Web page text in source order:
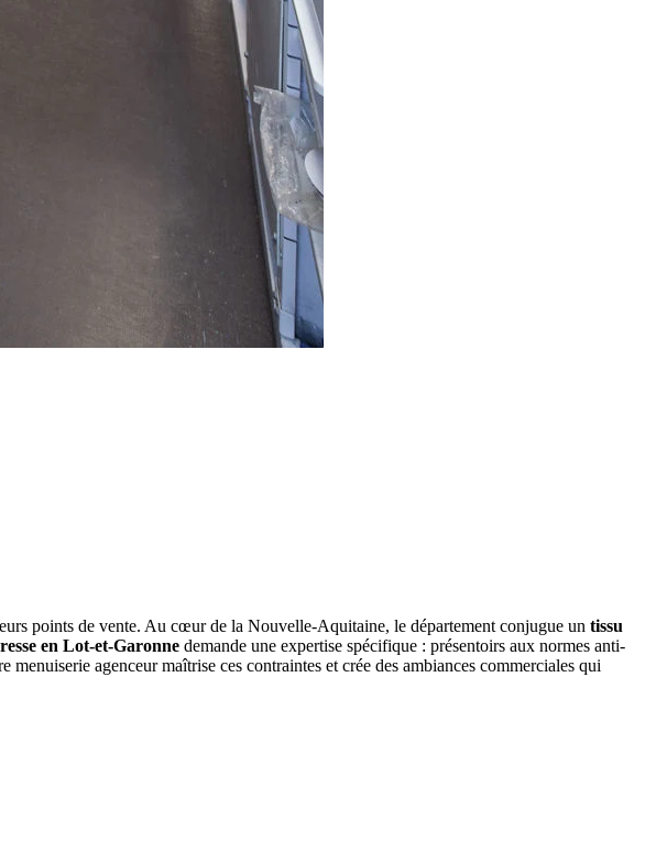
points de vente. Au cœur de la Nouvelle-Aquitaine, le département conjugue un tissu
en Lot-et-Garonne demande une expertise spécifique : présentoirs aux normes anti-
agenceur maîtrise ces contraintes et crée des ambiances commerciales qui